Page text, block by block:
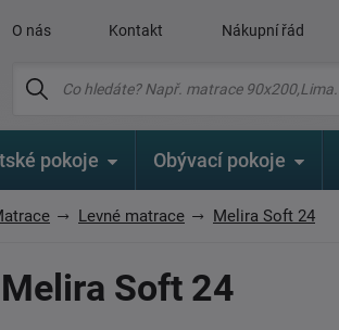
O nás Kontakt Nákupní řád
pokoje Obývací pokoje
Levné matrace Melira Soft 24
Soft 24